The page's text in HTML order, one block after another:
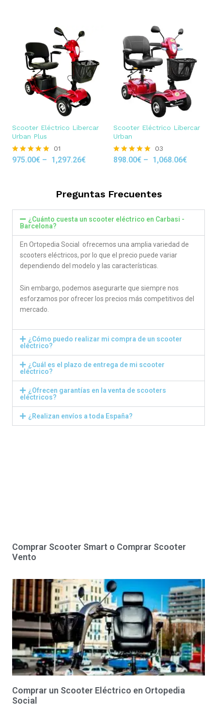
Scooter Eléctrico Libercar
Urban Plus
Rated
01
975.00€ – 1,297.26€
Scooter Eléctrico Libercar
Urban
Rated
03
898.00€ – 1,068.06€
Preguntas Frecuentes
¿Cuánto cuesta un scooter eléctrico en Carbasi -
Barcelona?
En Ortopedia Social ofrecemos una amplia variedad de
scooters eléctricos, por lo que el precio puede variar
dependiendo del modelo y las características.
Sin embargo, podemos asegurarte que siempre nos
esforzamos por ofrecer los precios más competitivos del
mercado.
¿Cómo puedo realizar mi compra de un scooter
eléctrico?
¿Cuál es el plazo de entrega de mi scooter
eléctrico?
¿Ofrecen garantías en la venta de scooters
eléctricos?
¿Realizan envíos a toda España?
Comprar Scooter Smart o Comprar Scooter
Vento
Comprar un Scooter Eléctrico en Ortopedia
Social